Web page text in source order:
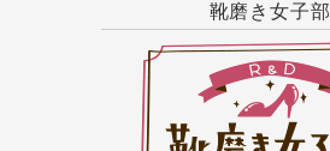
靴磨き女子部